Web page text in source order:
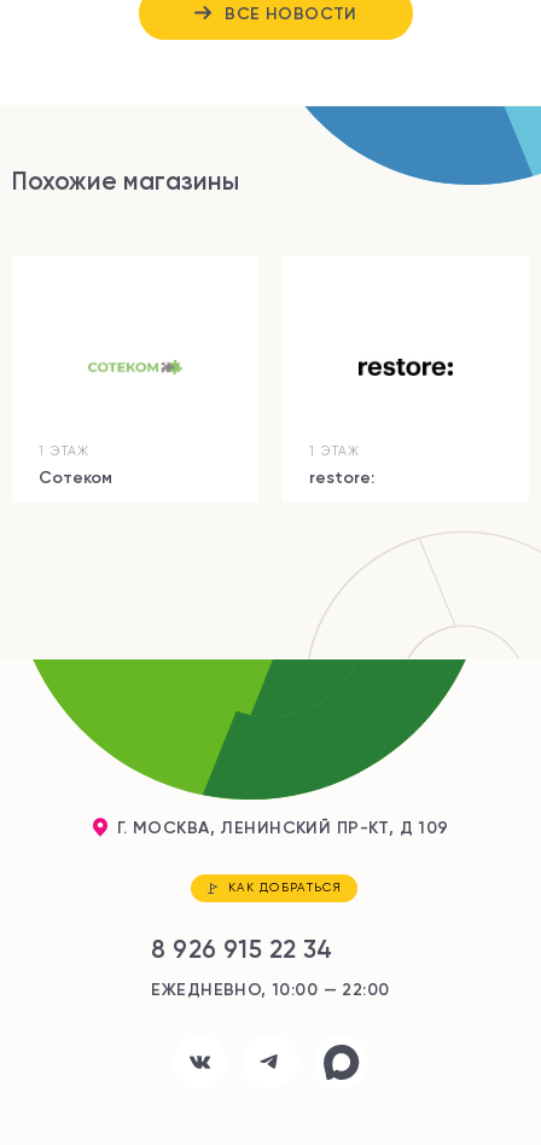
ВСЕ НОВОСТИ
Похожие магазины
1 ЭТАЖ
Сотеком
1 ЭТАЖ
restore:
Г. МОСКВА, ЛЕНИНСКИЙ ПР-КТ, Д 109
КАК ДОБРАТЬСЯ
8 926 915 22 34
ЕЖЕДНЕВНО, 10:00 — 22:00